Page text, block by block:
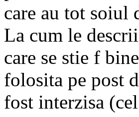
care au tot soiul
La cum le
care se stie f
folosita pe post
fost interzisa